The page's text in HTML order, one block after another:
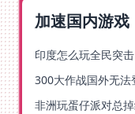
加速国内游戏